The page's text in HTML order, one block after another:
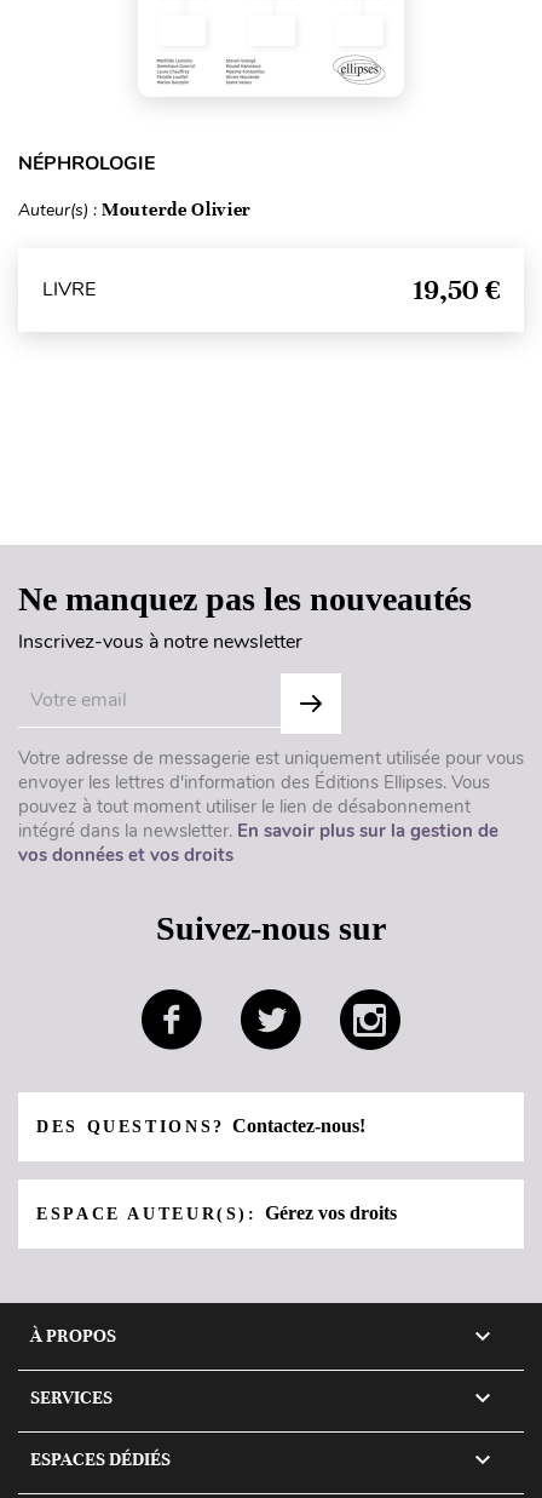
NÉPHROLOGIE
Auteur(s) : Mouterde Olivier
LIVRE 19,50 €
Ne manquez pas les nouveautés
Inscrivez-vous à notre newsletter
Votre adresse de messagerie est uniquement utilisée pour vous
envoyer les lettres d'information des Éditions Ellipses. Vous
pouvez à tout moment utiliser le lien de désabonnement
intégré dans la newsletter. En savoir plus sur la gestion de
vos données et vos droits
Suivez-nous sur
DES QUESTIONS?Contactez-nous!
ESPACE AUTEUR(S):Gérez vos droits
À PROPOS 
SERVICES 
ESPACES DÉDIÉS 